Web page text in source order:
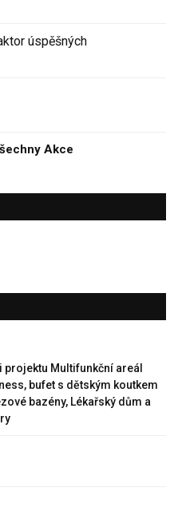
úspěšných
Akce
Multifunkční areál
bufet s dětským koutkem
bazény, Lékařský dům a